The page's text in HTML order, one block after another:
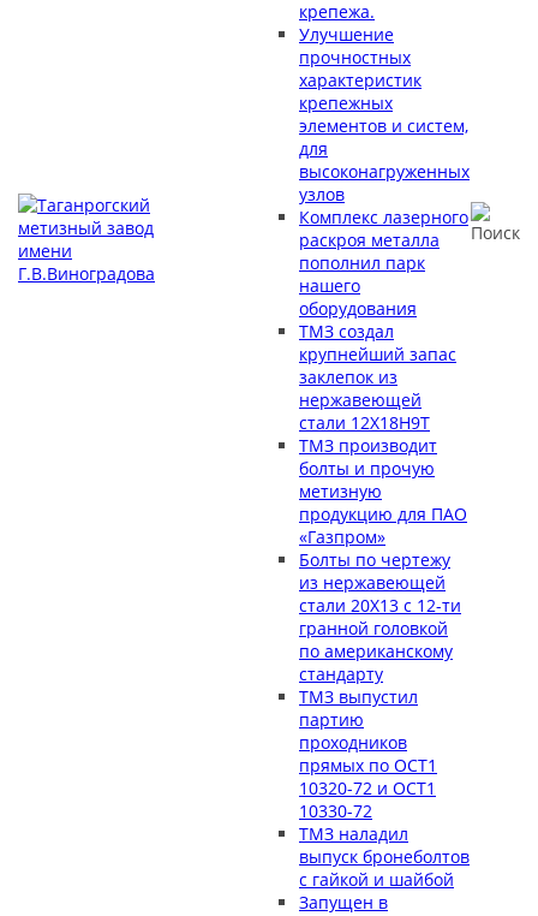
крепежа.
Улучшение
прочностных
характеристик
крепежных
элементов и систем,
для
высоконагруженных
узлов
Комплекс лазерного
раскроя металла
пополнил парк
нашего
оборудования
ТМЗ создал
крупнейший запас
заклепок из
нержавеющей
стали 12Х18Н9Т
ТМЗ производит
болты и прочую
метизную
продукцию для ПАО
«Газпром»
Болты по чертежу
из нержавеющей
стали 20Х13 с 12-ти
гранной головкой
по американскому
стандарту
ТМЗ выпустил
партию
проходников
прямых по ОСТ1
10320-72 и ОСТ1
10330-72
ТМЗ наладил
выпуск бронеболтов
с гайкой и шайбой
Запущен в